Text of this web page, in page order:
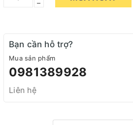
–
Bạn cần hỗ trợ?
Mua sản phẩm
0981389928
Liên hệ